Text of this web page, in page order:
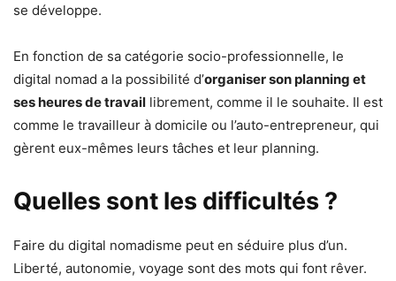
se développe.
En fonction de sa catégorie socio-professionnelle, le
digital nomad a la possibilité d’organiser son planning et
ses heures de travail librement, comme il le souhaite. Il est
comme le travailleur à domicile ou l’auto-entrepreneur, qui
gèrent eux-mêmes leurs tâches et leur planning.
Quelles sont les difficultés ?
Faire du digital nomadisme peut en séduire plus d’un.
Liberté, autonomie, voyage sont des mots qui font rêver.